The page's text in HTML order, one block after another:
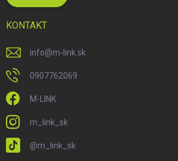
KONTAKT
info@m-link.sk
0907762069
M-LINK
m_link_sk
@m_link_sk